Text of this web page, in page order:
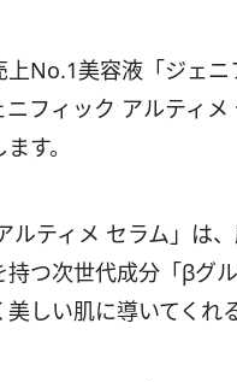
上No.1美容液「ジェ
フィック アルティメ
す。
ルティメ セラム」は
持つ次世代成分「βグ
しい肌に導いてくれ